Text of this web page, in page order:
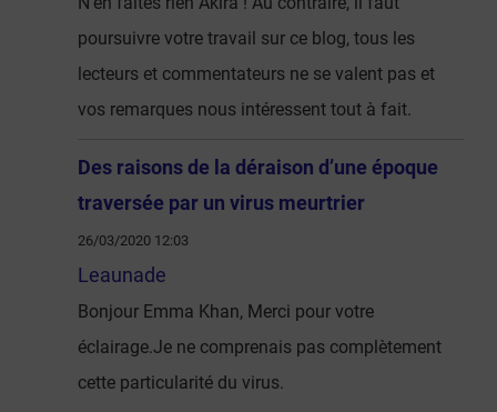
poursuivre votre travail sur ce blog, tous les
lecteurs et commentateurs ne se valent pas et
vos remarques nous intéressent tout à fait.
Des raisons de la déraison d’une époque
traversée par un virus meurtrier
26/03/2020 12:03
Leaunade
Bonjour Emma Khan, Merci pour votre
éclairage.Je ne comprenais pas complètement
cette particularité du virus.